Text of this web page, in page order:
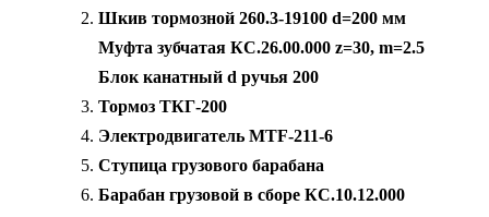
Шкив тормозной 260.3-19100 d=200 мм
Муфта зубчатая КС.26.00.000 z=30, m=2.5
Блок канатный d ручья 200
Тормоз ТКГ-200
Электродвигатель MTF-211-6
Ступица грузового барабана
Барабан грузовой в сборе КС.10.12.000